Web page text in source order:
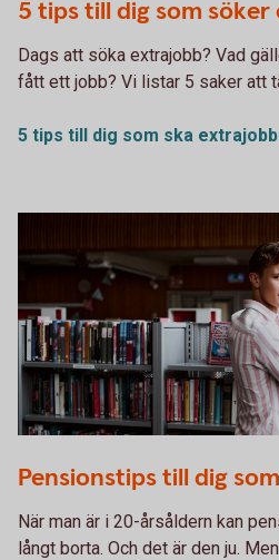
5 tips till dig som
Dags att söka extrajobb? Vad
fått ett jobb? Vi listar 5 saker att
5 tips till dig som ska
Pensionstips till dig
När man är i 20-årsåldern kan
långt borta. Och det är den ju.